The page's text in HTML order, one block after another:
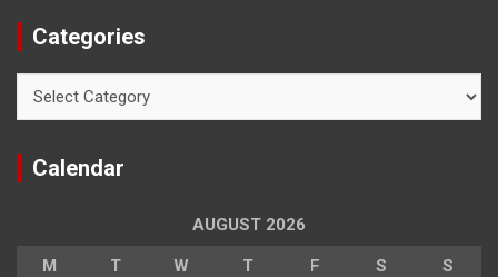
Categories
Calendar
AUGUST 2026
M T W T F S S